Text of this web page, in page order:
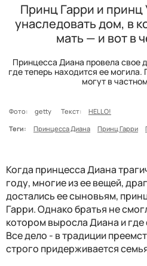
Принц Гарри и принц
унаследовать дом, в
мать — и вот в
Принцесса Диана провела свое
где теперь находится ее
могут в
Фото: getty Текст: HELLO!
Теги:
Принцесса Диана Принц Гарри
Когда принцесса Диана
году, многие из ее вещей,
достались ее сыновьям,
Гарри. Однако братья не
котором выросла Диана и где
Все дело - в традиции
строго придерживается